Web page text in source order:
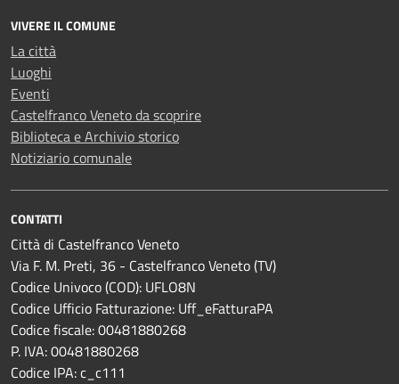
VIVERE IL COMUNE
La città
Luoghi
Eventi
Castelfranco Veneto da scoprire
Biblioteca e Archivio storico
Notiziario comunale
CONTATTI
Città di Castelfranco Veneto
Via F. M. Preti, 36 - Castelfranco Veneto (TV)
Codice Univoco (COD): UFLO8N
Codice Ufficio Fatturazione: Uff_eFatturaPA
Codice fiscale: 00481880268
P. IVA: 00481880268
Codice IPA: c_c111